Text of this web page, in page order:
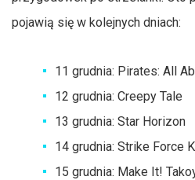
pojawią się w kolejnych dniach:
11 grudnia: Pirates: All
12 grudnia: Creepy Tale
13 grudnia: Star Horizon
14 grudnia: Strike Force
15 grudnia: Make It!